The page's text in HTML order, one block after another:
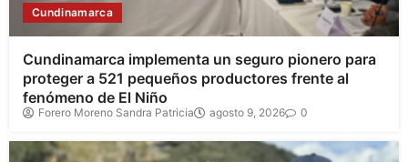
Cundinamarca
Cundinamarca implementa un seguro pionero para
proteger a 521 pequeños productores frente al
fenómeno de El Niño
Forero Moreno Sandra Patricia agosto 9, 2026 0